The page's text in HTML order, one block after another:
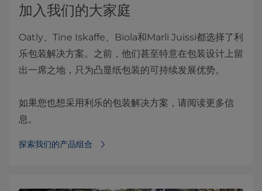
加入我们的大家庭
Oatly、Tine Iskaffe、Biola和Marli Juissi都选择了利
乐包装解决方案。之前，他们甚至特意在包装设计上留
出一席之地，只为凸显纸包装的可持续发展优势。
如果您也想采用利乐的包装解决方案，请阅读更多信
息。
探索我们的产品组合